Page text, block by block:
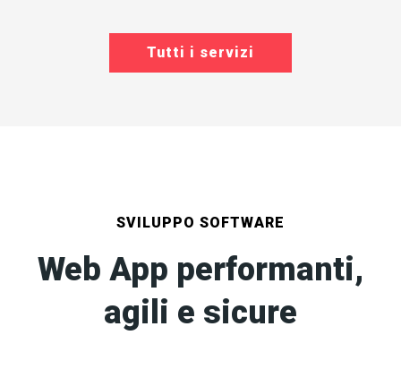
Tutti i servizi
SVILUPPO SOFTWARE
Web App performanti,
agili e sicure